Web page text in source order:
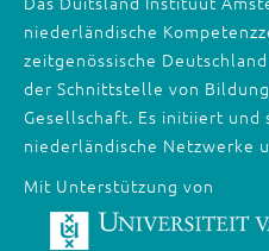
niederländische
zeitgenössische
der Schnittstelle von
Gesellschaft. Es initiiert
niederländische Netzwerke
Mit Unterstützung von